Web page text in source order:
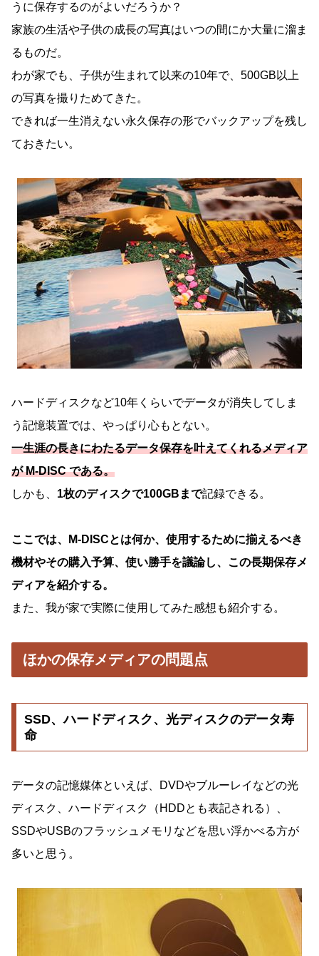
うに保存するのがよいだろうか？
家族の生活や子供の成長の写真はいつの間にか大量に溜ま
るものだ。
わが家でも、子供が生まれて以来の10年で、500GB以上
の写真を撮りためてきた。
できれば一生消えない永久保存の形でバックアップを残し
ておきたい。
ハードディスクなど10年くらいでデータが消失してしま
う記憶装置では、やっぱり心もとない。
一生涯の長きにわたるデータ保存を叶えてくれるメディア
が M-DISC である。
しかも、 1枚のディスクで100GBまで記録できる。
ここでは、M-DISCとは何か、使用するために揃えるべき
機材やその購入予算、使い勝手を議論し、この長期保存メ
ディアを紹介する。
また、我が家で実際に使用してみた感想も紹介する。
ほかの保存メディアの問題点
SSD、ハードディスク、光ディスクのデータ寿
命
データの記憶媒体といえば、DVDやブルーレイなどの光
ディスク、ハードディスク（HDDとも表記される）、
SSDやUSBのフラッシュメモリなどを思い浮かべる方が
多いと思う。